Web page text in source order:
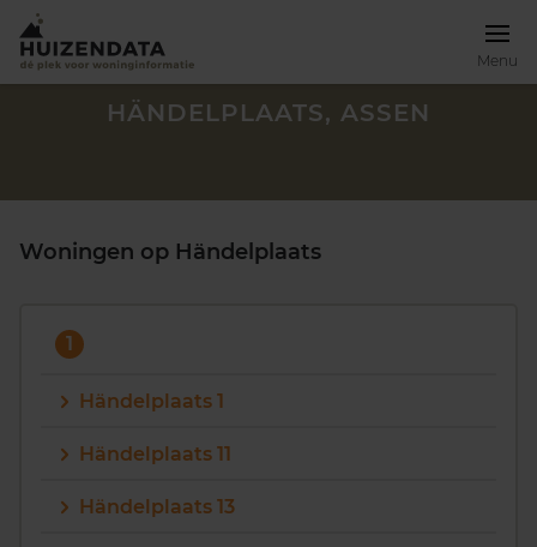
Menu
HÄNDELPLAATS, ASSEN
Woningen op Händelplaats
1
Händelplaats 1
Händelplaats 11
Händelplaats 13